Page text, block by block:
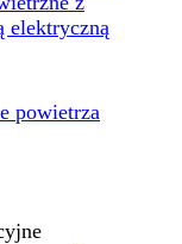
elektryczną
powietrza